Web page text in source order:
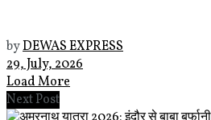
byDEWAS EXPRESS
29, July, 2026
Load More
Next Post